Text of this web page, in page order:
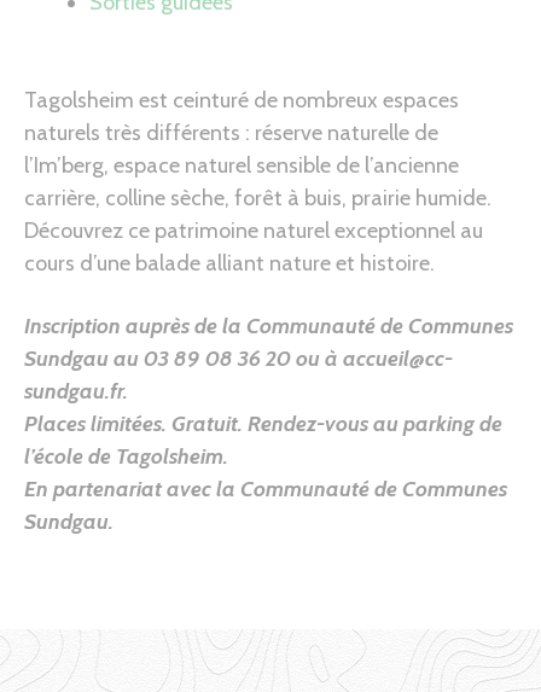
Tagolsheim est ceinturé de nombreux espaces
naturels très différents : réserve naturelle de
l’Im’berg, espace naturel sensible de l’ancienne
carrière, colline sèche, forêt à buis, prairie humide.
Découvrez ce patrimoine naturel exceptionnel au
cours d’une balade alliant nature et histoire.
Inscription auprès de la Communauté de Communes
Sundgau au 03 89 08 36 20 ou à accueil@cc-
sundgau.fr.
Places limitées. Gratuit. Rendez-vous au parking de
l’école de Tagolsheim.
En partenariat avec la Communauté de Communes
Sundgau.